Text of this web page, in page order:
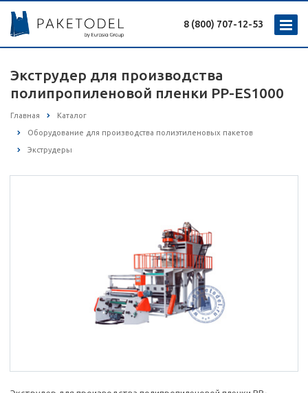
8 (800) 707-12-53
Экструдер для производства
полипропиленовой пленки PP-ES1000
Главная Каталог
Оборудование для производства полиэтиленовых пакетов
Экструдеры